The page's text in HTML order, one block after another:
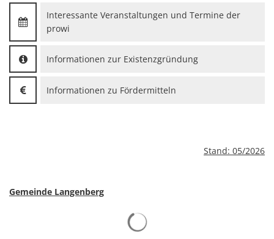
Interessante Veranstaltungen und Termine der
prowi
Informationen zur Existenzgründung
Informationen zu Fördermitteln
Stand: 05/2026
Gemeinde Langenberg